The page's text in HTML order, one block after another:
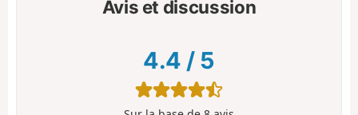
Avis et discussion
4.4 / 5